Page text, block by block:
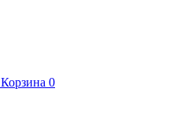
Корзина 0